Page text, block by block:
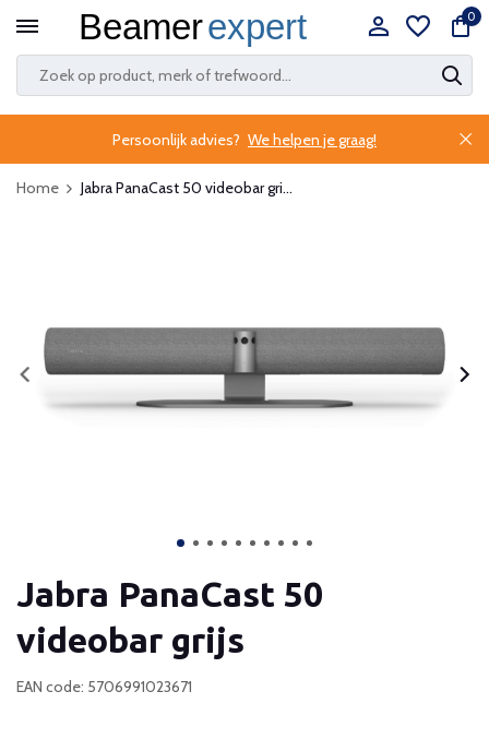
0
Persoonlijk advies? We helpen je graag!
Home Jabra PanaCast 50 videobar gri...
Jabra PanaCast 50
videobar grijs
EAN code: 5706991023671